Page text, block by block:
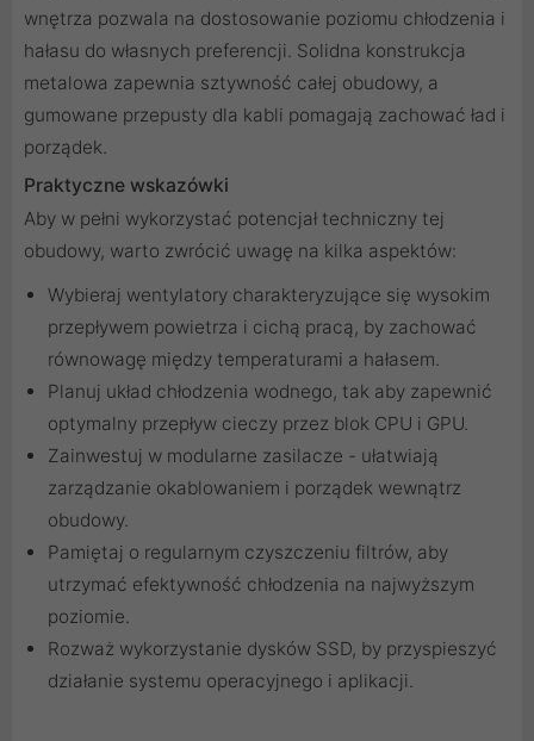
wnętrza pozwala na dostosowanie poziomu chłodzenia i
hałasu do własnych preferencji. Solidna konstrukcja
metalowa zapewnia sztywność całej obudowy, a
gumowane przepusty dla kabli pomagają zachować ład i
porządek.
Praktyczne wskazówki
Aby w pełni wykorzystać potencjał techniczny tej
obudowy, warto zwrócić uwagę na kilka aspektów:
Wybieraj wentylatory charakteryzujące się wysokim
przepływem powietrza i cichą pracą, by zachować
równowagę między temperaturami a hałasem.
Planuj układ chłodzenia wodnego, tak aby zapewnić
optymalny przepływ cieczy przez blok CPU i GPU.
Zainwestuj w modularne zasilacze - ułatwiają
zarządzanie okablowaniem i porządek wewnątrz
obudowy.
Pamiętaj o regularnym czyszczeniu filtrów, aby
utrzymać efektywność chłodzenia na najwyższym
poziomie.
Rozważ wykorzystanie dysków SSD, by przyspieszyć
działanie systemu operacyjnego i aplikacji.